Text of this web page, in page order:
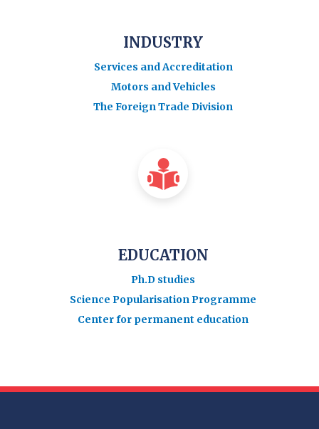
INDUSTRY
Services and Accreditation
Motors and Vehicles
The Foreign Trade Division
EDUCATION
Ph.D studies
Science Popularisation Programme
Center for permanent education